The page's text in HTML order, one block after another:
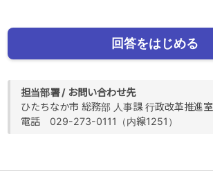
回答をはじめる
担当部署 / お問い合わせ先
ひたちなか市 総務部 人事課 行政改革推進室
電話 029-273-0111（内線1251）